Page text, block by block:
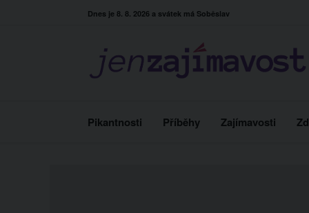
Dnes je 8. 8. 2026 a svátek má Soběslav
Pikantnosti Příběhy Zajímavosti